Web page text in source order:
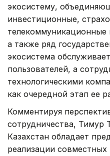
экосистему,
инвестиционные,
телекоммуникационные
а также ряд
экосистема
пользователей, а
технологическими
как очередной этап ее
Комментируя
сотрудничества, Тимур
Казахстан обладает
реализации совместных